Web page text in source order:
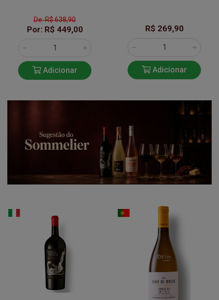
De: R$ 638,90
Por: R$ 449,00
Adicionar
R$ 269,90
Adicionar